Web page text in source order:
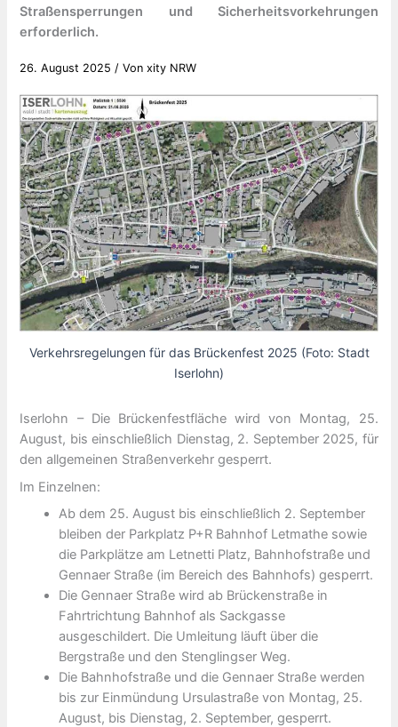
Straßensperrungen und Sicherheitsvorkehrungen
erforderlich.
26. August 2025 / Vonxity NRW
Verkehrsregelungen für das Brückenfest 2025 (Foto: Stadt
Iserlohn)
Iserlohn – Die Brückenfestfläche wird von Montag, 25.
August, bis einschließlich Dienstag, 2. September 2025, für
den allgemeinen Straßenverkehr gesperrt.
Im Einzelnen:
Ab dem 25. August bis einschließlich 2. September
bleiben der Parkplatz P+R Bahnhof Letmathe sowie
die Parkplätze am Letnetti Platz, Bahnhofstraße und
Gennaer Straße (im Bereich des Bahnhofs) gesperrt.
Die Gennaer Straße wird ab Brückenstraße in
Fahrtrichtung Bahnhof als Sackgasse
ausgeschildert. Die Umleitung läuft über die
Bergstraße und den Stenglingser Weg.
Die Bahnhofstraße und die Gennaer Straße werden
bis zur Einmündung Ursulastraße von Montag, 25.
August, bis Dienstag, 2. September, gesperrt.